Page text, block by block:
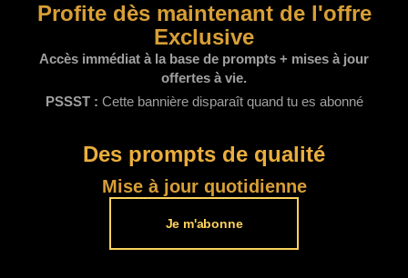
Profite dès maintenant de l'offre
Exclusive
Accès immédiat à la base de prompts + mises à jour
offertes à vie.
PSSST : Cette bannière disparaît quand tu es abonné
Des prompts de qualité​
Mise à jour quotidienne
Je m'abonne